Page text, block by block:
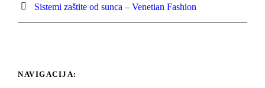
Sistemi zaštite od sunca – Venetian Fashion
NAVIGACIJA: